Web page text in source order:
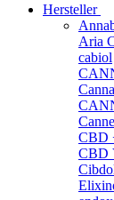
Hersteller
Aria
cabiol
CBD
CBD